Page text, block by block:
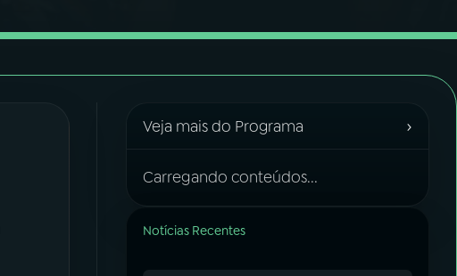
Veja mais do Programa ›
Carregando conteúdos...
Notícias Recentes